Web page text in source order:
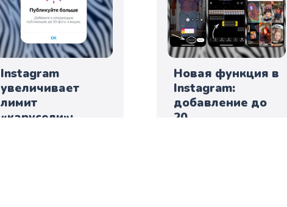
Instagram
увеличивает
лимит
«карусели»:
Новая функция в
Instagram:
добавление до
20